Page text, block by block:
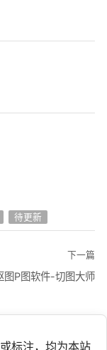
待更新
下一篇
图P图软件-切图大师
标注，均为本站